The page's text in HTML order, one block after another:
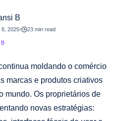
B
2025 23 min read
B
moldando o comércio
marcas e produtos criativos
mundo. Os proprietários de
novas estratégias: